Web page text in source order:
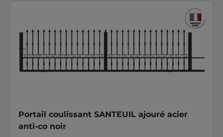
Portail coulissant SANTEUIL ajouré acier
anti-co noir